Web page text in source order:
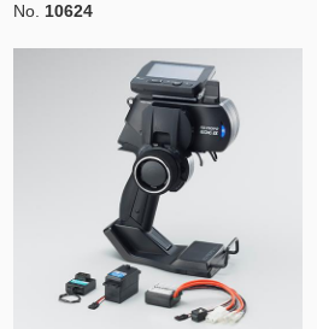
No. 10624